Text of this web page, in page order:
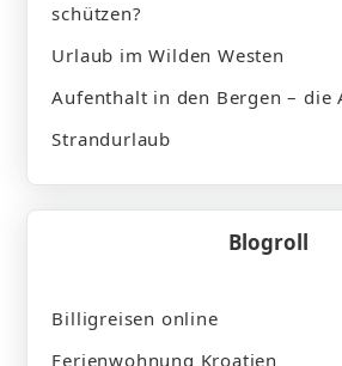
schützen?
Urlaub im Wilden Westen
Aufenthalt in den Bergen – die
Strandurlaub
Blogroll
Billigreisen online
Ferienwohnung Kroatien